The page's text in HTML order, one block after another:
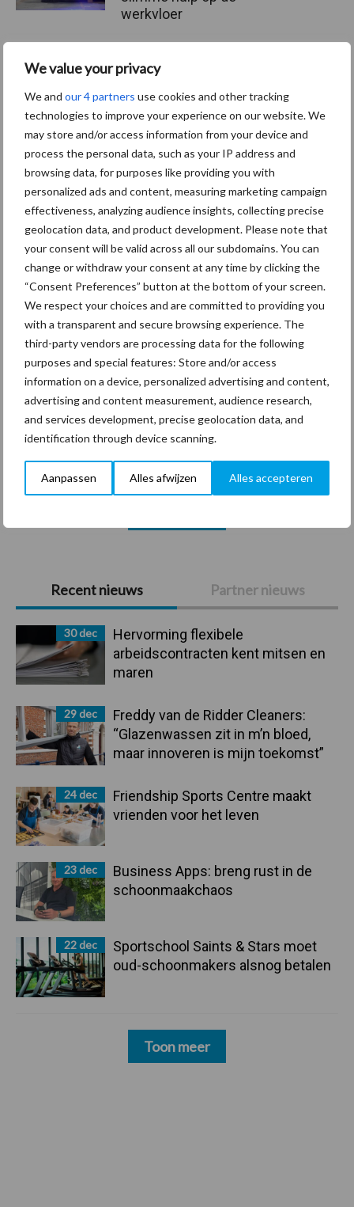
We value your privacy
We and our 4 partners use cookies and other tracking
technologies to improve your experience on our website. We
may store and/or access information from your device and
process the personal data, such as your IP address and
browsing data, for purposes like providing you with
personalized ads and content, measuring marketing campaign
effectiveness, analyzing audience insights, collecting precise
geolocation data, and product development. Please note that
your consent will be valid across all our subdomains. You can
change or withdraw your consent at any time by clicking the
“Consent Preferences” button at the bottom of your screen.
We respect your choices and are committed to providing you
with a transparent and secure browsing experience. The
third-party vendors are processing data for the following
purposes and special features: Store and/or access
information on a device, personalized advertising and content,
advertising and content measurement, audience research,
and services development, precise geolocation data, and
identification through device scanning.
Aanpassen Alles afwijzen Alles accepteren
Primaire
Sidebar
Recent nieuws Partner nieuws
30 dec
Hervorming flexibele
arbeidscontracten kent mitsen en
maren
29 dec
Freddy van de Ridder Cleaners:
“Glazenwassen zit in m’n bloed,
maar innoveren is mijn toekomst”
24 dec
Friendship Sports Centre maakt
vrienden voor het leven
23 dec
Business Apps: breng rust in de
schoonmaakchaos
22 dec
Sportschool Saints & Stars moet
oud-schoonmakers alsnog betalen
Toon meer
werkvloer
Van onze partner The Legal
Bescherming van
persoonsgegevens: grip op
de risico’s
Hervorming flexibele
arbeidscontracten kent
mitsen en maren
Thema's Vakpartners
Coronavirus UVC